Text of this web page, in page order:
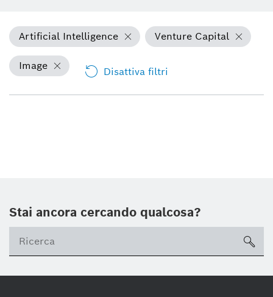
Artificial Intelligence Venture Capital
Image Disattiva filtri
Stai ancora cercando qualcosa?